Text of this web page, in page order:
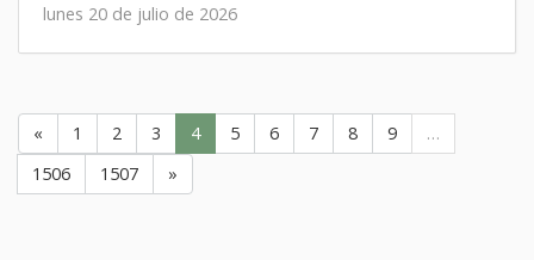
lunes 20 de julio de 2026
« 1 2 3 4 5 6 7 8 9
…
1506
1507 »